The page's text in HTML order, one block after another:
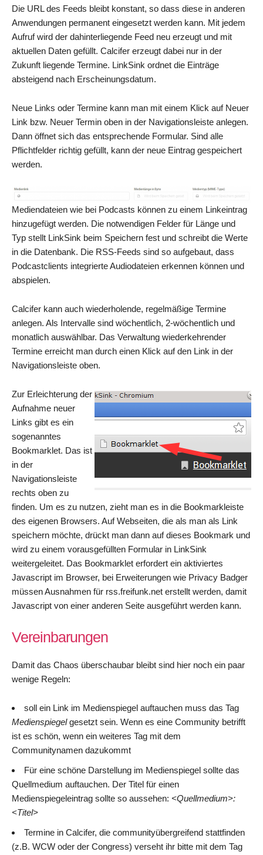
Die URL des Feeds bleibt konstant, so dass diese in anderen
Anwendungen permanent eingesetzt werden kann. Mit jedem
Aufruf wird der dahinterliegende Feed neu erzeugt und mit
aktuellen Daten gefüllt. Calcifer erzeugt dabei nur in der
Zukunft liegende Termine. LinkSink ordnet die Einträge
absteigend nach Erscheinungsdatum.
Neue Links oder Termine kann man mit einem Klick auf Neuer
Link bzw. Neuer Termin oben in der Navigationsleiste anlegen.
Dann öffnet sich das entsprechende Formular. Sind alle
Pflichtfelder richtig gefüllt, kann der neue Eintrag gespeichert
werden.
Mediendateien wie bei Podcasts können zu einem Linkeintrag
hinzugefügt werden. Die notwendigen Felder für Länge und
Typ stellt LinkSink beim Speichern fest und schreibt die Werte
in die Datenbank. Die RSS-Feeds sind so aufgebaut, dass
Podcastclients integrierte Audiodateien erkennen können und
abspielen.
Calcifer kann auch wiederholende, regelmäßige Termine
anlegen. Als Intervalle sind wöchentlich, 2-wöchentlich und
monatlich auswählbar. Das Verwaltung wiederkehrender
Termine erreicht man durch einen Klick auf den Link in der
Navigationsleiste oben.
Zur Erleichterung der
Aufnahme neuer
Links gibt es ein
sogenanntes
Bookmarklet. Das ist
in der
Navigationsleiste
rechts oben zu
finden. Um es zu nutzen, zieht man es in die Bookmarkleiste
des eigenen Browsers. Auf Webseiten, die als man als Link
speichern möchte, drückt man dann auf dieses Bookmark und
wird zu einem vorausgefüllten Formular in LinkSink
weitergeleitet. Das Bookmarklet erfordert ein aktiviertes
Javascript im Browser, bei Erweiterungen wie Privacy Badger
müssen Ausnahmen für rss.freifunk.net erstellt werden, damit
Javascript von einer anderen Seite ausgeführt werden kann.
Vereinbarungen
Damit das Chaos überschaubar bleibt sind hier noch ein paar
wenige Regeln:
soll ein Link im Medienspiegel auftauchen muss das Tag
Medienspiegelgesetzt sein. Wenn es eine Community betrifft
ist es schön, wenn ein weiteres Tag mit dem
Communitynamen dazukommt
Für eine schöne Darstellung im Medienspiegel sollte das
Quellmedium auftauchen. Der Titel für einen
Medienspiegeleintrag sollte so aussehen: <Quellmedium>:
<Titel>
Termine in Calcifer, die communityübergreifend stattfinden
(z.B. WCW oder der Congress) verseht ihr bitte mit dem Tag